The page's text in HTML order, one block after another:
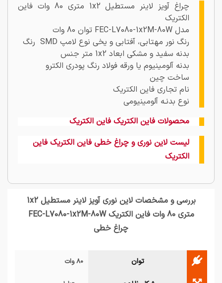
چراغ آویز لاینر مستطیل 1x2 متری 80 وات فاین
الکتریک
مدل FEC-L7080-1x2M-80W توان 80 وات
رنگ نور مهتابی، آفتابی و یخی نوع لامپ SMD رنگ
بدنه سفید و مشکی ابعاد 1x2 متر جنس
بدنه آلومینیوم یا ورقه فولاد رنگ پودری الکترو
ساخت چین
نام تجاری فاین الکتریک
نوع بدنـه آلومینیومی
محصولات فاین الکتریک فاین الکتریک
لیست لاین نوری و چراغ خطی فاین الکتریک فاین
الکتریک
بررسی و مشخصات لاین نوری آویز لاینر مستطیل 1x2
متری 80 وات فاین الکتریک FEC-L7080-1x2M-80W
چراغ خطی
توان 80 وات